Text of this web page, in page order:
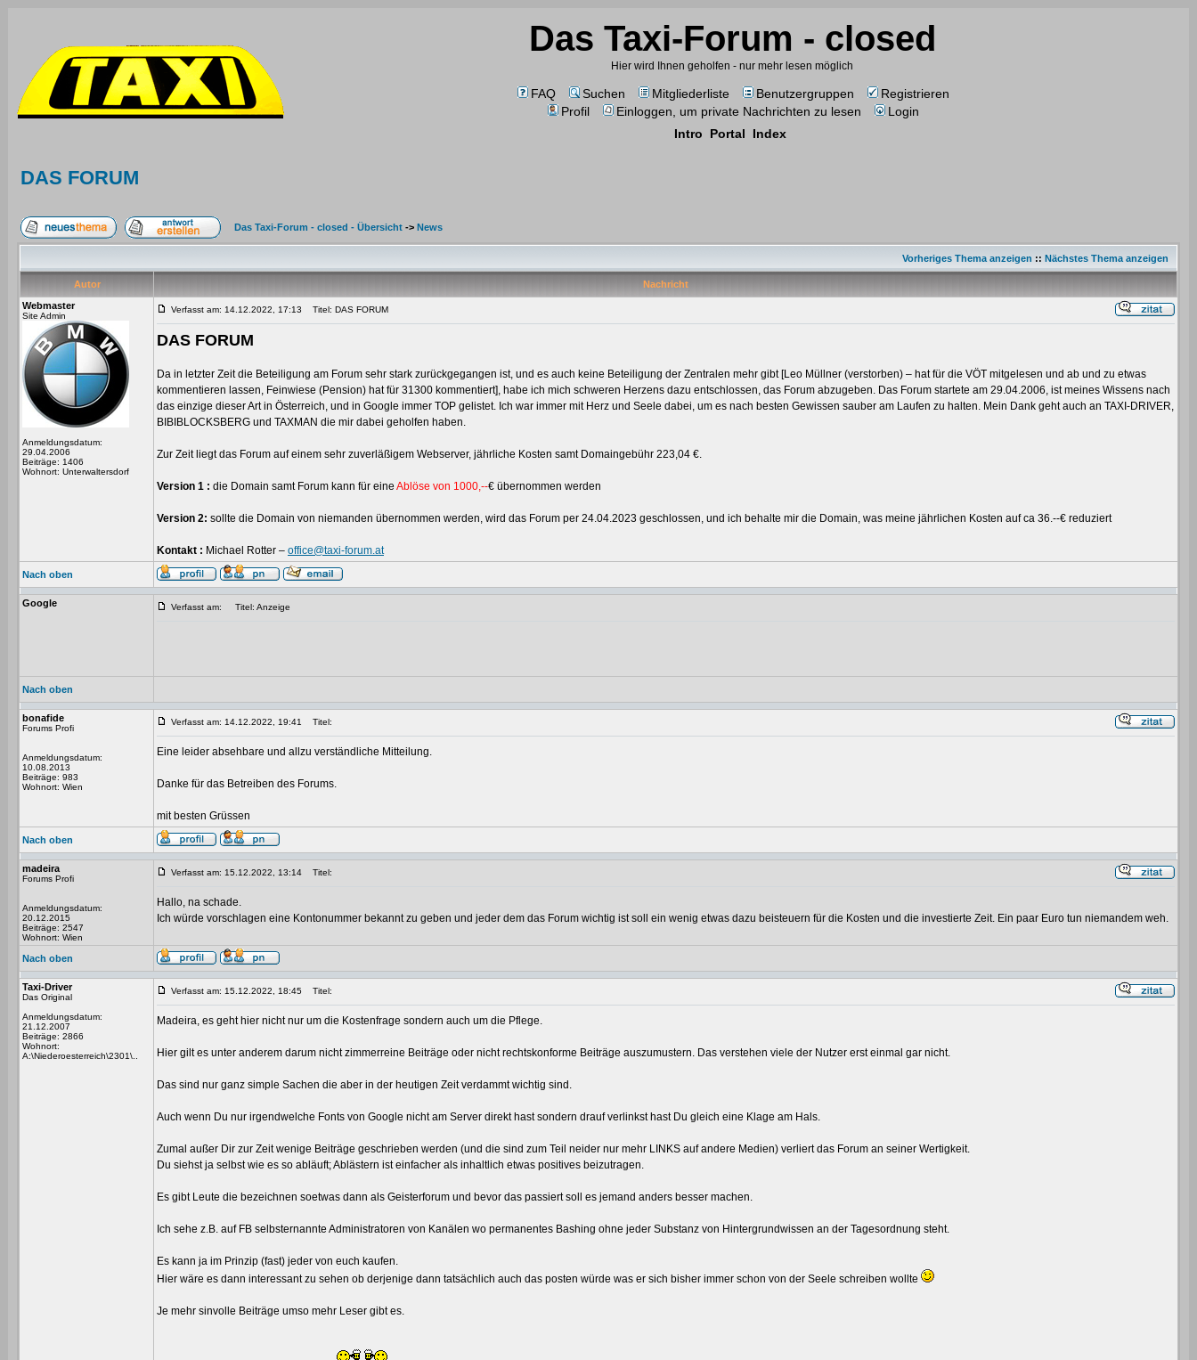
Das Taxi-Forum - closed
Hier wird Ihnen geholfen - nur mehr lesen möglich
FAQ Suchen Mitgliederliste Benutzergruppen
Registrieren
Profil
Einloggen, um private Nachrichten zu lesen
Login
Intro
Portal Index
DAS FORUM
Das Taxi-Forum - closed - Übersicht -> News
Vorheriges Thema anzeigen :: Nächstes Thema anzeigen
Autor
Nachricht
Webmaster
Site Admin
Anmeldungsdatum:
29.04.2006
Beiträge: 1406
Wohnort: Unterwaltersdorf
Verfasst am: 14.12.2022, 17:13 Titel: DAS FORUM
DAS FORUM
Da in letzter Zeit die Beteiligung am Forum sehr stark zurückgegangen ist, und es auch keine Beteiligung der Zentralen mehr gibt [Leo Müllner (verstorben) – hat für die VÖT mitgelesen und ab und zu etwas
kommentieren lassen, Feinwiese (Pension) hat für 31300 kommentiert], habe ich mich schweren Herzens dazu entschlossen, das Forum abzugeben. Das Forum startete am 29.04.2006, ist meines Wissens nach
das einzige dieser Art in Österreich, und in Google immer TOP gelistet. Ich war immer mit Herz und Seele dabei, um es nach besten Gewissen sauber am Laufen zu halten. Mein Dank geht auch an TAXI-DRIVER,
BIBIBLOCKSBERG und TAXMAN die mir dabei geholfen haben.
Zur Zeit liegt das Forum auf einem sehr zuverläßigem Webserver, jährliche Kosten samt Domaingebühr 223,04 €.
Version 1 : die Domain samt Forum kann für eine Ablöse von 1000,--€ übernommen werden
Version 2: sollte die Domain von niemanden übernommen werden, wird das Forum per 24.04.2023 geschlossen, und ich behalte mir die Domain, was meine jährlichen Kosten auf ca 36.--€ reduziert
Kontakt : Michael Rotter – office@taxi-forum.at
Nach oben
Google Verfasst am: Titel: Anzeige
Nach oben
bonafide
Forums Profi
Anmeldungsdatum:
10.08.2013
Beiträge: 983
Wohnort: Wien
Verfasst am: 14.12.2022, 19:41 Titel:
Eine leider absehbare und allzu verständliche Mitteilung.
Danke für das Betreiben des Forums.
mit besten Grüssen
Nach oben
madeira
Forums Profi
Anmeldungsdatum:
20.12.2015
Beiträge: 2547
Wohnort: Wien
Verfasst am: 15.12.2022, 13:14 Titel:
Hallo, na schade.
Ich würde vorschlagen eine Kontonummer bekannt zu geben und jeder dem das Forum wichtig ist soll ein wenig etwas dazu beisteuern für die Kosten und die investierte Zeit. Ein paar Euro tun niemandem weh.
Nach oben
Taxi-Driver
Das Original
Anmeldungsdatum:
21.12.2007
Beiträge: 2866
Wohnort:
A:\Niederoesterreich\2301\..
Verfasst am: 15.12.2022, 18:45 Titel:
Madeira, es geht hier nicht nur um die Kostenfrage sondern auch um die Pflege.
Hier gilt es unter anderem darum nicht zimmerreine Beiträge oder nicht rechtskonforme Beiträge auszumustern. Das verstehen viele der Nutzer erst einmal gar nicht.
Das sind nur ganz simple Sachen die aber in der heutigen Zeit verdammt wichtig sind.
Auch wenn Du nur irgendwelche Fonts von Google nicht am Server direkt hast sondern drauf verlinkst hast Du gleich eine Klage am Hals.
Zumal außer Dir zur Zeit wenige Beiträge geschrieben werden (und die sind zum Teil neider nur mehr LINKS auf andere Medien) verliert das Forum an seiner Wertigkeit.
Du siehst ja selbst wie es so abläuft; Ablästern ist einfacher als inhaltlich etwas positives beizutragen.
Es gibt Leute die bezeichnen soetwas dann als Geisterforum und bevor das passiert soll es jemand anders besser machen.
Ich sehe z.B. auf FB selbsternannte Administratoren von Kanälen wo permanentes Bashing ohne jeder Substanz von Hintergrundwissen an der Tagesordnung steht.
Es kann ja im Prinzip (fast) jeder von euch kaufen.
Hier wäre es dann interessant zu sehen ob derjenige dann tatsächlich auch das posten würde was er sich bisher immer schon von der Seele schreiben wollte
Je mehr sinvolle Beiträge umso mehr Leser gibt es.